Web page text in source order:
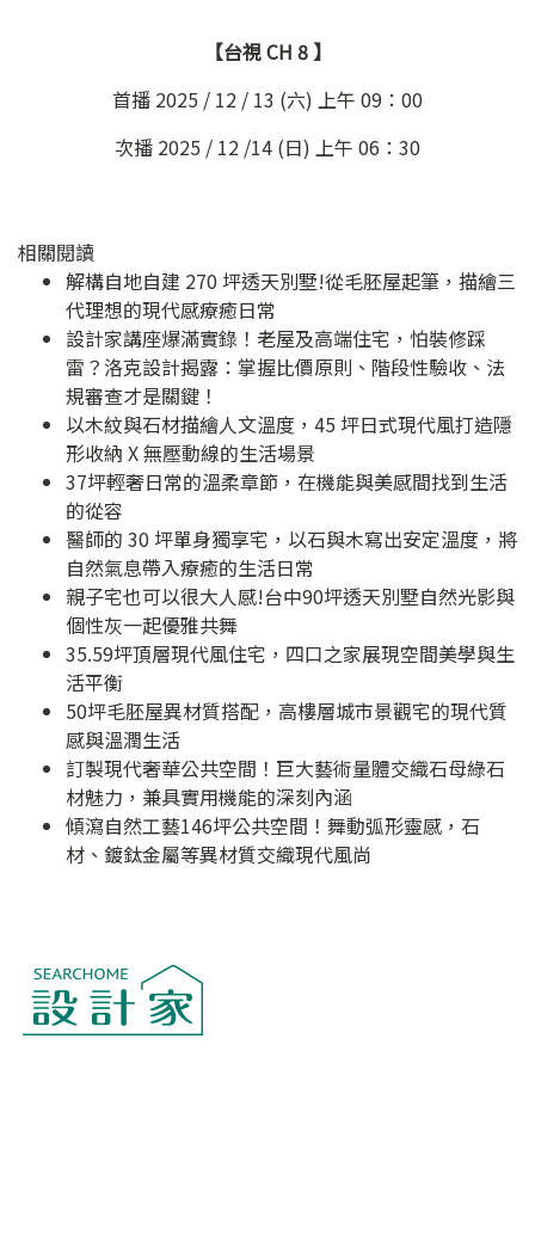
【台視 CH 8 】
首播 2025 / 12 / 13 (六) 上午 09：00
次播 2025 / 12 /14 (日) 上午 06：30
相關閱讀
解構自地自建 270 坪透天別墅!從毛胚屋起筆，描繪三
代理想的現代感療癒日常
設計家講座爆滿實錄！老屋及高端住宅，怕裝修踩
雷？洛克設計揭露：掌握比價原則、階段性驗收、法
規審查才是關鍵！
以木紋與石材描繪人文溫度，45 坪日式現代風打造隱
形收納 X 無壓動線的生活場景
37坪輕奢日常的溫柔章節，在機能與美感間找到生活
的從容
醫師的 30 坪單身獨享宅，以石與木寫出安定溫度，將
自然氣息帶入療癒的生活日常
親子宅也可以很大人感!台中90坪透天別墅自然光影與
個性灰一起優雅共舞
35.59坪頂層現代風住宅，四口之家展現空間美學與生
活平衡
50坪毛胚屋異材質搭配，高樓層城市景觀宅的現代質
感與溫潤生活
訂製現代奢華公共空間！巨大藝術量體交織石母綠石
材魅力，兼具實用機能的深刻內涵
傾瀉自然工藝146坪公共空間！舞動弧形靈感，石
材、鍍鈦金屬等異材質交織現代風尚